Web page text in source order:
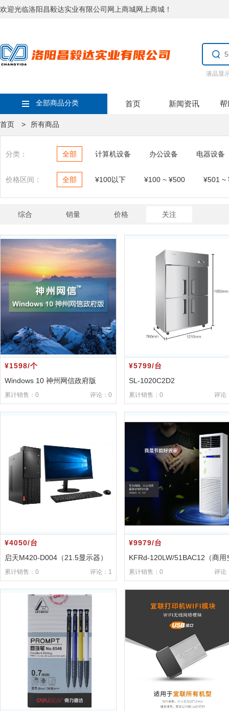
欢迎光临洛阳昌毅达实业有限公司网上商城网上商城！
液晶显
全部商品分类 首页 新闻资讯 帮
首页 > 所有商品
分类： 全部 计算机设备 办公设备 电器设备
价格区间： 全部 ¥100以下 ¥100 ~ ¥500 ¥501 ~
综合 销量 价格 关注
¥1598/个
Windows 10 神州网信政府版
累计销售：0 评论：0
¥5799/台
SL-1020C2D2
累计销售：0 评论
¥4050/台
启天M420-D004（21.5显示器）
累计销售：0 评论：1
¥9979/台
KFRd-120LW/51BAC12（商用
调）
累计销售：0 评论